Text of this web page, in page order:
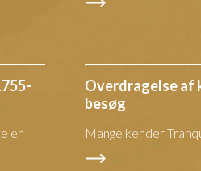
en
Overdragelse af
besøg
Mange kender